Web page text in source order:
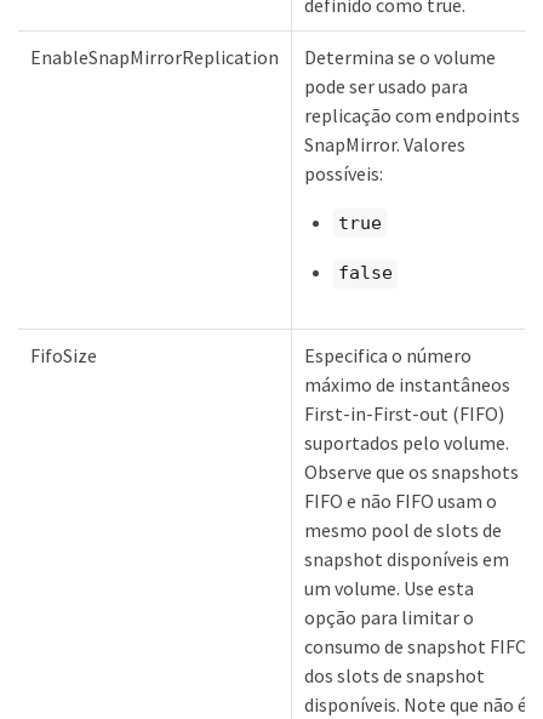
EnableSnapMirrorReplication
Determina se o volume
pode ser usado para
replicação com endpoints
SnapMirror. Valores
possíveis:
true
false
FifoSize
Especifica o número
máximo de instantâneos
First-in-First-out (FIFO)
suportados pelo volume.
Observe que os snapshots
FIFO e não FIFO usam o
mesmo pool de slots de
snapshot disponíveis em
um volume. Use esta
opção para limitar o
consumo de snapshot FIFO
dos slots de snapshot
disponíveis. Note que não é